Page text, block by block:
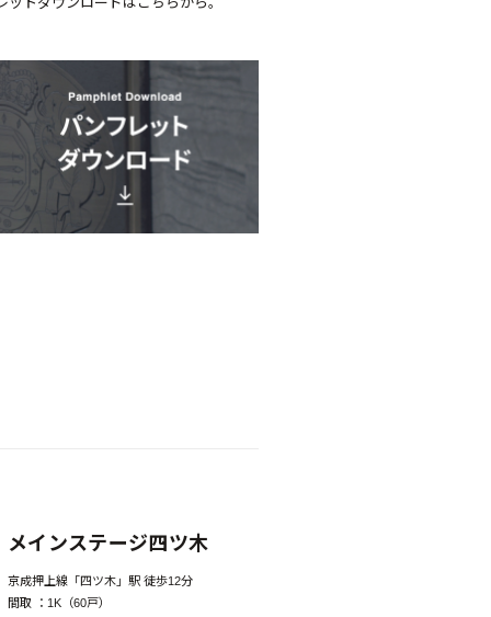
メインステージ四ツ木
京成押上線「四ツ木」駅 徒歩12分
間取 ： 1K（60戸）
A' Type 1K